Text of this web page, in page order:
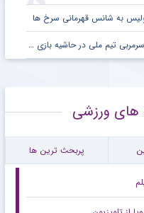
به شانس قهرمانی سرخ ها
ملی در حاشیه بازی پرسپولیس
های ورزشی
پربحث ترین ها